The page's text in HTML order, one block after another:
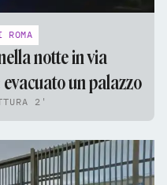
ROMA
notte in via
un palazzo
2'